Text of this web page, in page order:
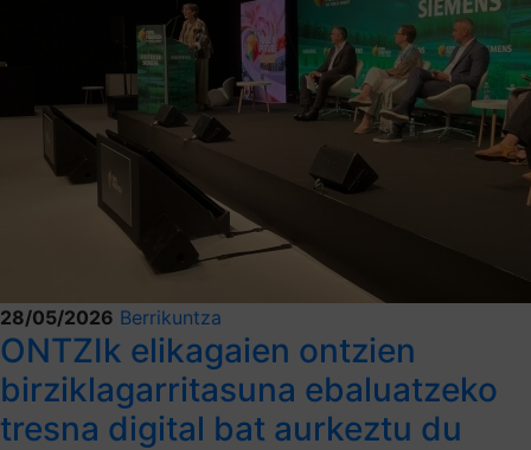
28/05/2026 Berrikuntza
ONTZIk elikagaien ontzien
birziklagarritasuna ebaluatzeko
tresna digital bat aurkeztu du